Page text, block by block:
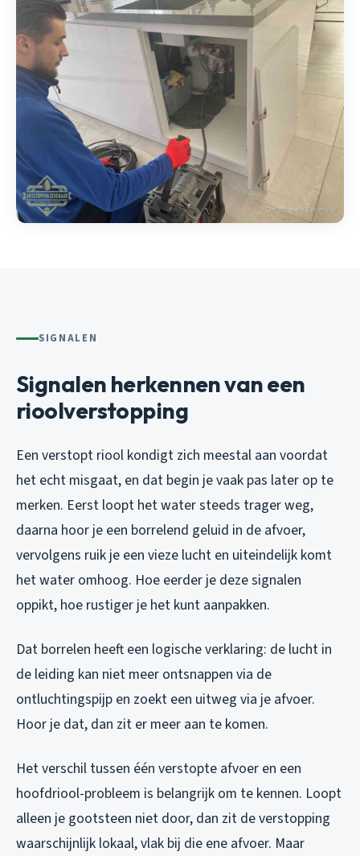
SIGNALEN
Signalen herkennen van een
rioolverstopping
Een verstopt riool kondigt zich meestal aan voordat
het echt misgaat, en dat begin je vaak pas later op te
merken. Eerst loopt het water steeds trager weg,
daarna hoor je een borrelend geluid in de afvoer,
vervolgens ruik je een vieze lucht en uiteindelijk komt
het water omhoog. Hoe eerder je deze signalen
oppikt, hoe rustiger je het kunt aanpakken.
Dat borrelen heeft een logische verklaring: de lucht in
de leiding kan niet meer ontsnappen via de
ontluchtingspijp en zoekt een uitweg via je afvoer.
Hoor je dat, dan zit er meer aan te komen.
Het verschil tussen één verstopte afvoer en een
hoofdriool-probleem is belangrijk om te kennen. Loopt
alleen je gootsteen niet door, dan zit de verstopping
waarschijnlijk lokaal, vlak bij die ene afvoer. Maar